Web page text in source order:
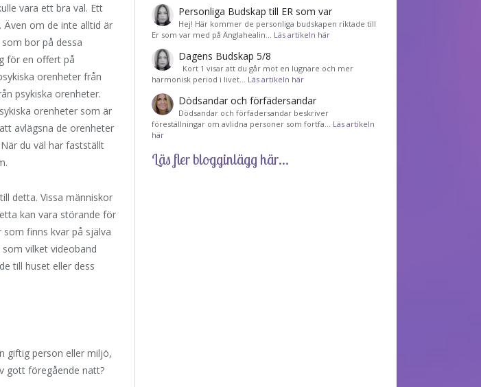
vara ett bra val. Ett
Även om de inte alltid är
bor på dessa
för en offert på
orenheter från
psykiska orenheter.
orenheter som är
avlägsna de orenheter
du väl har fastställt
detta. Vissa människor
kan vara störande för
som finns kvar på själva
vilket videoband
till huset eller dess
giftig person eller miljö,
gott föregående natt?
Personliga Budskap till ER som var
Hej! Här kommer de personliga budskapen riktade till
Er som var med på Änglahealin… Läs artikeln här
Dagens Budskap 5/8
Kort 1 visar att du går mot en lugnare och mer
harmonisk period i livet… Läs artikeln här
Dödsandar och förfädersandar
Dödsandar och förfädersandar beskriver
föreställningar om avlidna personer som fortfa… Läs artikeln
här
Läs fler blogginlägg här...